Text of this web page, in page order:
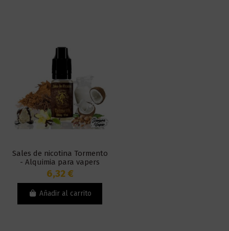
Sales de nicotina Tormento
- Alquimia para vapers
6,32 €
Añadir al carrito